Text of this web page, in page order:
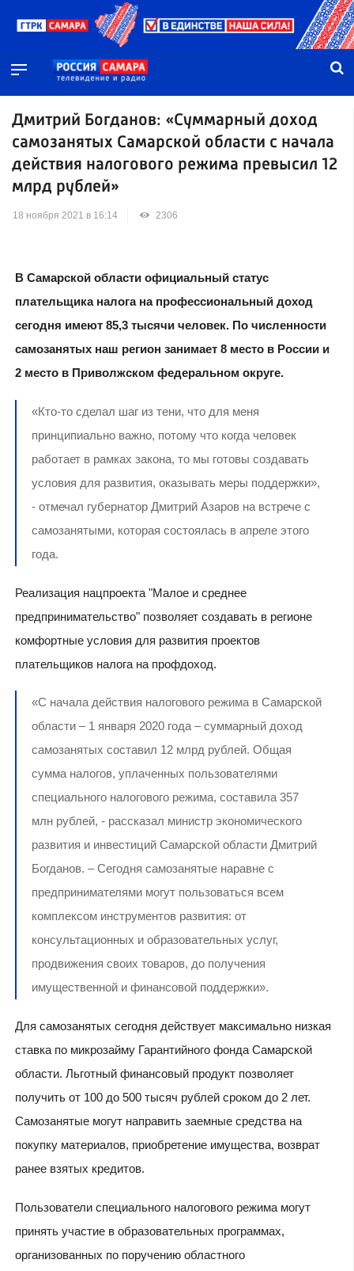
Дмитрий Богданов: «Суммарный доход
самозанятых Самарской области с начала
действия налогового режима превысил 12
млрд рублей»
18 ноября 2021 в 16:14 2306
В Самарской области официальный статус
плательщика налога на профессиональный доход
сегодня имеют 85,3 тысячи человек. По численности
самозанятых наш регион занимает 8 место в России и
2 место в Приволжском федеральном округе.
«Кто-то сделал шаг из тени, что для меня
принципиально важно, потому что когда человек
работает в рамках закона, то мы готовы создавать
условия для развития, оказывать меры поддержки»,
- отмечал губернатор Дмитрий Азаров на встрече с
самозанятыми, которая состоялась в апреле этого
года.
Реализация нацпроекта "Малое и среднее
предпринимательство" позволяет создавать в регионе
комфортные условия для развития проектов
плательщиков налога на профдоход.
«С начала действия налогового режима в Самарской
области – 1 января 2020 года – суммарный доход
самозанятых составил 12 млрд рублей. Общая
сумма налогов, уплаченных пользователями
специального налогового режима, составила 357
млн рублей, - рассказал министр экономического
развития и инвестиций Самарской области Дмитрий
Богданов. – Сегодня самозанятые наравне с
предпринимателями могут пользоваться всем
комплексом инструментов развития: от
консультационных и образовательных услуг,
продвижения своих товаров, до получения
имущественной и финансовой поддержки».
Для самозанятых сегодня действует максимально низкая
ставка по микрозайму Гарантийного фонда Самарской
области. Льготный финансовый продукт позволяет
получить от 100 до 500 тысяч рублей сроком до 2 лет.
Самозанятые могут направить заемные средства на
покупку материалов, приобретение имущества, возврат
ранее взятых кредитов.
Пользователи специального налогового режима могут
принять участие в образовательных программах,
организованных по поручению областного